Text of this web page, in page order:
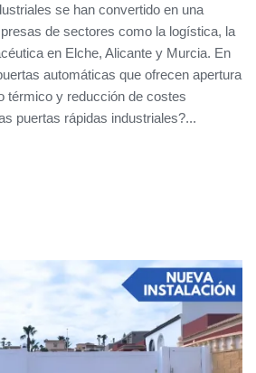
se han convertido en una
de sectores como la logística, la
en Elche, Alicante y Murcia. En
automáticas que ofrecen apertura
térmico y reducción de costes
puertas rápidas industriales?...